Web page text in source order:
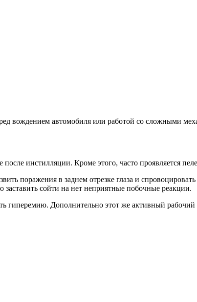
вождением автомобиля или работой со сложными
инстилляции. Кроме этого, часто проявляется
поражения в заднем отрезке глаза и
заставить сойти на нет неприятные побочные реакции.
гиперемию. Дополнительно этот же активный рабочий